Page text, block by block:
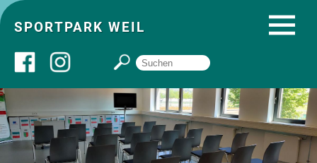
SPORTPARK WEIL
Über uns
Startseite